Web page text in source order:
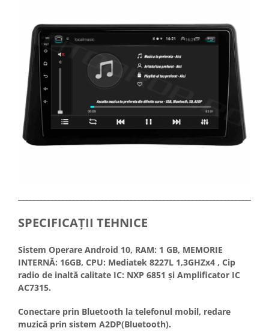
SPECIFICAȚII TEHNICE
Sistem Operare Android 10, RAM: 1 GB, MEMORIE
INTERNĂ: 16GB, CPU: Mediatek 8227L 1,3GHZx4 , Cip
radio de inaltă calitate IC: NXP 6851 și Amplificator IC
AC7315.
Conectare prin Bluetooth la telefonul mobil, redare
muzică prin sistem A2DP(Bluetooth).